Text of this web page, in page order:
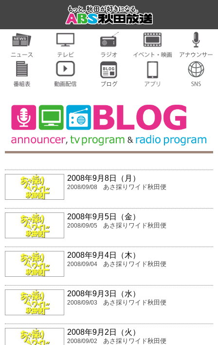
2008年9月8日（月）
2008/09/08 あさ採りワイド秋田便
2008年9月5日（金）
2008/09/05 あさ採りワイド秋田便
2008年9月4日（木）
2008/09/04 あさ採りワイド秋田便
2008年9月3日（水）
2008/09/03 あさ採りワイド秋田便
2008年9月2日（火）
2008/09/02 あさ採りワイド秋田便